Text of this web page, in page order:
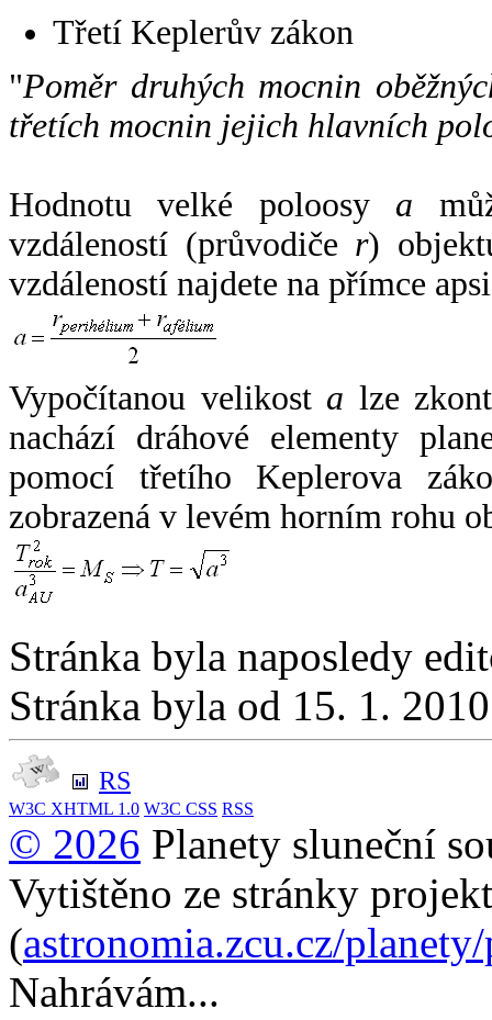
Třetí Keplerův zákon
"Poměr druhých mocnin
třetích mocnin jejich hlavních
Hodnotu velké poloosy a
vzdáleností (průvodiče r)
vzdáleností najdete na přímce
Vypočítanou velikost a lze
nachází dráhové elementy
pomocí třetího Keplerova
zobrazená v levém horním rohu
Stránka byla naposledy
Stránka byla od 15. 1.
RS
W3C XHTML 1.0 W3C CSS RSS
© 2026 Planety sluneční
Vytištěno ze stránky
(astronomia.zcu.cz/
Nahrávám...